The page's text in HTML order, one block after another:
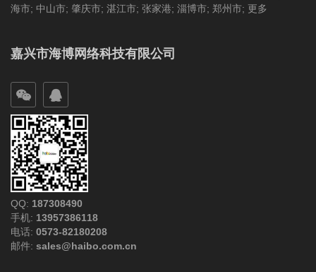
海市; 中山市; 肇庆市; 湛江市; 张家港; 淄博市; 郑州市; 更多
嘉兴市海博网络科技有限公司
QQ: 187308490
手机: 13957386118
电话: 0573-82180208
邮件: sales@haibo.com.cn